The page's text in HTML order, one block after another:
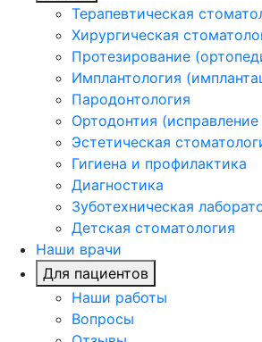
Терапевтическая
Хирургическая
Протезирование
Имплантология
Пародонтология
Ортодонтия (исправление
Эстетическая
Гигиена и профилактика
Диагностика
Зуботехническая
Детская стоматология
Наши врачи
Для пациентов
Наши работы
Вопросы